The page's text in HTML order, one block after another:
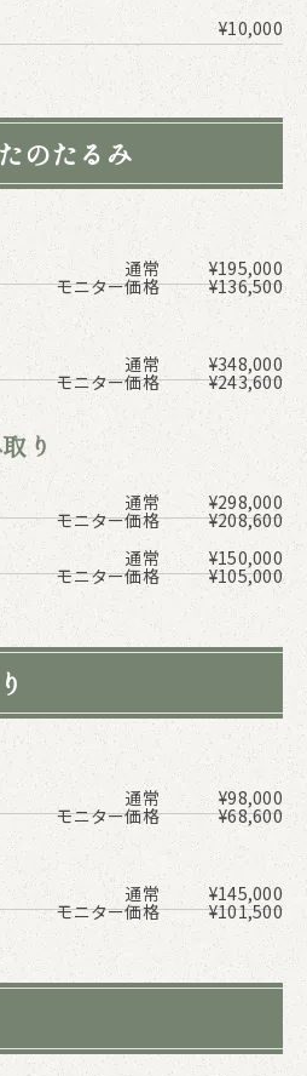
¥10,000
のたるみ
モニター価格 ¥136,500
通常 ¥195,000
モニター価格 ¥243,600
通常 ¥348,000
り
モニター価格
¥208,600
通常
¥298,000
モニター価格
¥105,000
通常 ¥150,000
モニター価格 ¥68,600
通常 ¥98,000
モニター価格 ¥101,500
通常 ¥145,000